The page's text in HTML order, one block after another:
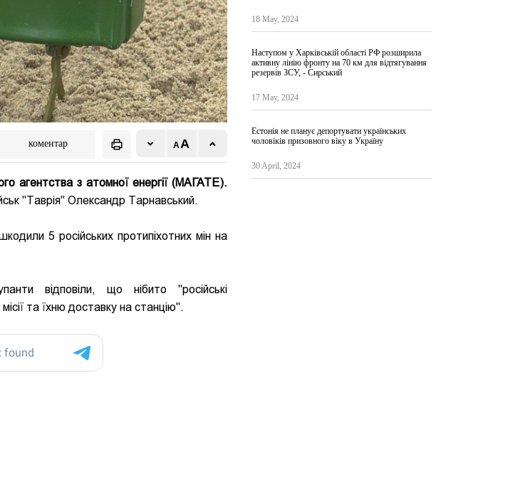
коментар
агентства з атомної енергії (МАГАТЕ).
"Таврія" Олександр Тарнавський.
5 російських протипіхотних мін на
відповіли, що нібито "російські
та їхню доставку на станцію".
18 May, 2024
Наступом у Харківській області РФ розширила
активну лінію фронту на 70 км для відтягування
резервів ЗСУ, - Сирський
17 May, 2024
Естонія не планує депортувати українських
чоловіків призовного віку в Україну
30 April, 2024